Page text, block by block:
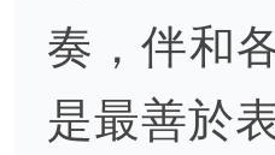
奏，伴和
是最善於